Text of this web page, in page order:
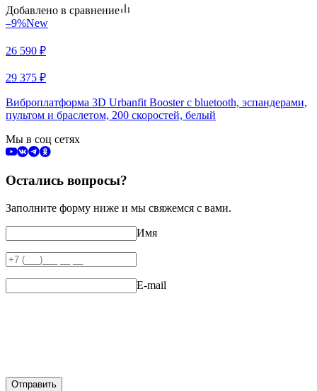
Добавлено в сравнение
–9%New
26 590 ₽
29 375 ₽
Виброплатформа 3D Urbanfit Booster с bluetooth, эспандерами,
пультом и браслетом, 200 скоростей, белый
Мы в соц сетях
Остались вопросы?
Заполните форму ниже и мы свяжемся с вами.
Имя
E-mail
Отправить